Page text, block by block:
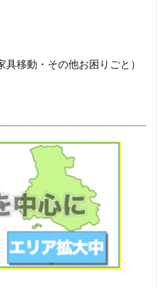
移動・その他お困りごと）